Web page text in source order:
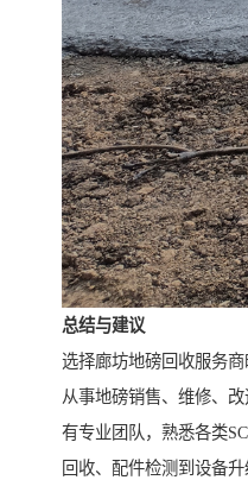
总结与建议
选择廊坊地磅回收服务
从事地磅销售、维修、
有专业团队，熟悉各类
回收、配件检测到设备